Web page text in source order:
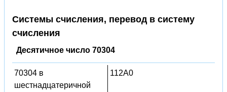
Системы счисления, перевод в систему
счисления
Десятичное число 70304
70304 в
шестнадцатеричной
112A0